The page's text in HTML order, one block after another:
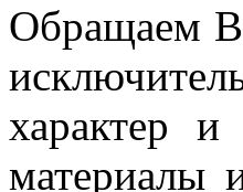
Обращаем
характер
материалы